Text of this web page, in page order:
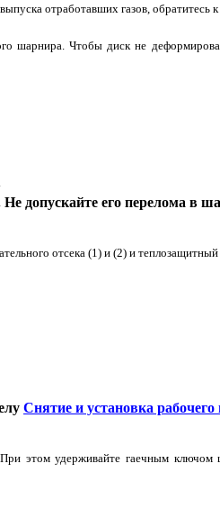
отработавших газов, обратитесь к
шарнира. Чтобы диск не
допускайте его перелома в
отсека (1) и (2) и
Снятие и установка
этом удерживайте гаечным